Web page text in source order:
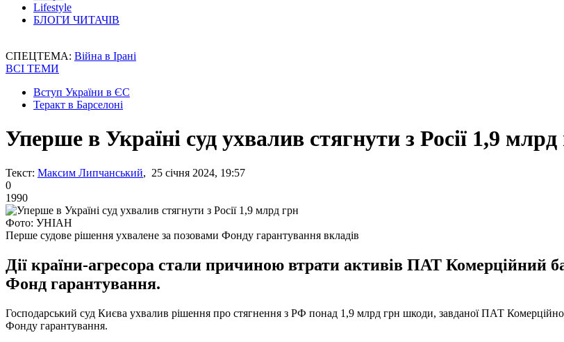
Lifestyle
БЛОГИ ЧИТАЧІВ
СПЕЦТЕМА: Війна в Ірані
ВСІ ТЕМИ
Вступ України в ЄС
Теракт в Барселоні
Уперше в Україні суд ухвалив стягнути з Росії 1,9 млрд
Текст: Максим Липчанський, 25 січня 2024, 19:57
0
1990
Фото: УНІАН
Перше судове рішення ухвалене за позовами Фонду гарантування вкладів
Дії країни-агресора стали причиною втрати активів ПАТ Комерційний
Фонд гарантування.
Господарський суд Києва ухвалив рішення про стягнення з РФ понад 1,9 млрд грн шкоди, завданої ПАТ
Фонду гарантування.